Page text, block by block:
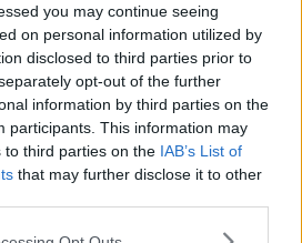
you may continue seeing
on personal information utilized by
disclosed to third parties prior to
opt-out of the further
information by third parties on the
participants. This information may
to third parties on the IAB’s List of
that may further disclose it to other
app uses one or more Google